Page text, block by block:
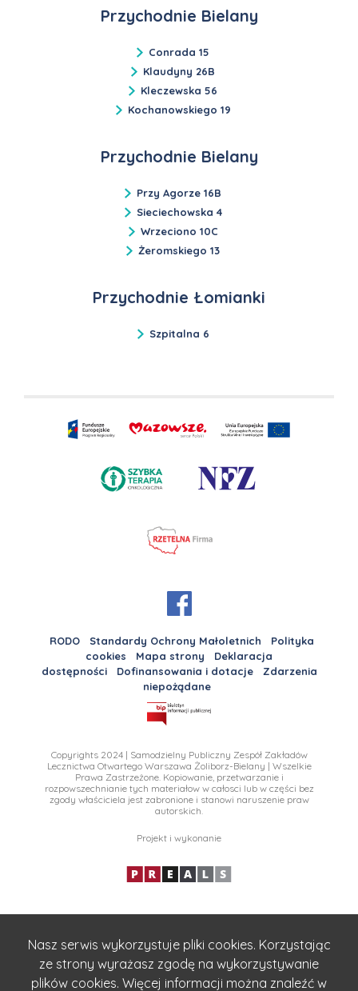
Przychodnie Bielany
Conrada 15
Klaudyny 26B
Kleczewska 56
Kochanowskiego 19
Przychodnie Bielany
Przy Agorze 16B
Sieciechowska 4
Wrzeciono 10C
Żeromskiego 13
Przychodnie Łomianki
Szpitalna 6
RODO Standardy Ochrony Małoletnich
Polityka
cookies
Mapa strony
Deklaracja
dostępności
Dofinansowania i dotacje
Zdarzenia
niepożądane
Copyrights 2024 | Samodzielny Publiczny Zespół Zakładów
Lecznictwa Otwartego Warszawa Żoliborz-Bielany | Wszelkie
Prawa Zastrzeżone. Kopiowanie, przetwarzanie i
rozpowszechnianie tych materiałow w całosci lub w części bez
zgody właściciela jest zabronione i stanowi naruszenie praw
autorskich.
Projekt i wykonanie
Nasz serwis wykorzystuje pliki cookies. Korzystając
ze strony wyrażasz zgodę na wykorzystywanie
plików cookies. Więcej informacji można znaleźć w